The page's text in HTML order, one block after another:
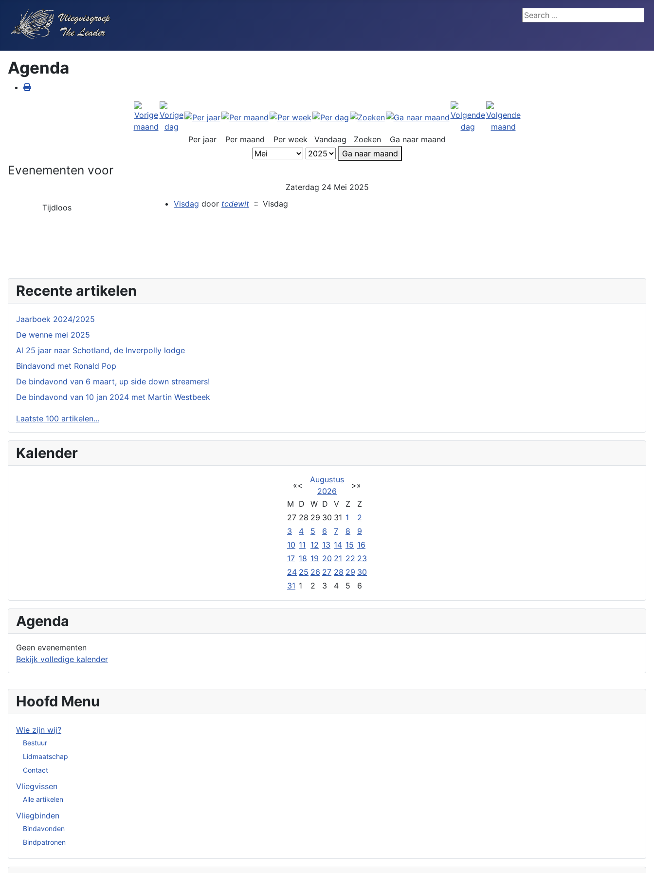
Search ...
Hoofd Menu
Wie zijn wij?
Bestuur
Lidmaatschap
Contact
Vliegvissen
Alle artikelen
Vliegbinden
Bindavonden
Bindpatronen
Agenda
Per jaar Per maand Per week Vandaag Zoeken
Ga naar maand
Ga naar maand
Evenementen voor
Zaterdag 24 Mei 2025
Tijdloos Visdag door tcdewit :: Visdag
Recente artikelen
Jaarboek 2024/2025
De wenne mei 2025
Al 25 jaar naar Schotland, de Inverpolly lodge
Bindavond met Ronald Pop
De bindavond van 6 maart, up side down streamers!
De bindavond van 10 jan 2024 met Martin Westbeek
Laatste 100 artikelen...
Kalender
«<
Augustus
2026
>»
M D W D V Z
Z
27 28 29 30 31 1
2
3
4 5 6 7 8
9
10 11 12 13 14 15 16
17 18 19 20 21 22 23
24 25 26 27 28 29 30
31 1 2 3 4 5 6
Agenda
Geen evenementen
Bekijk volledige kalender